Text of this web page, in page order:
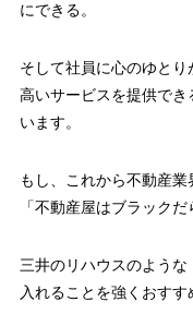
にできる。
そして社員に心のゆと
高いサービスを提供で
います。
もし、これから不動産業
「不動産屋はブラック
三井のリハウスのよう
入れることを強くおすす